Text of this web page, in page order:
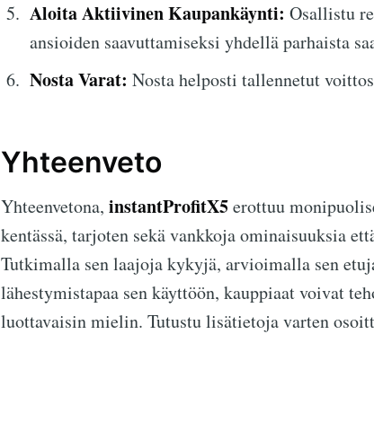
Aloita Aktiivinen Kaupankäynti: Osallistu
ansioiden saavuttamiseksi yhdellä parhaista
Nosta Varat: Nosta helposti tallennetut
Yhteenveto
Yhteenvetona, instantProfitX5erottuu
kentässä, tarjoten sekä vankkoja ominaisuuksia
Tutkimalla sen laajoja kykyjä, arvioimalla sen
lähestymistapaa sen käyttöön, kauppiaat voivat
luottavaisin mielin. Tutustu lisätietoja varten